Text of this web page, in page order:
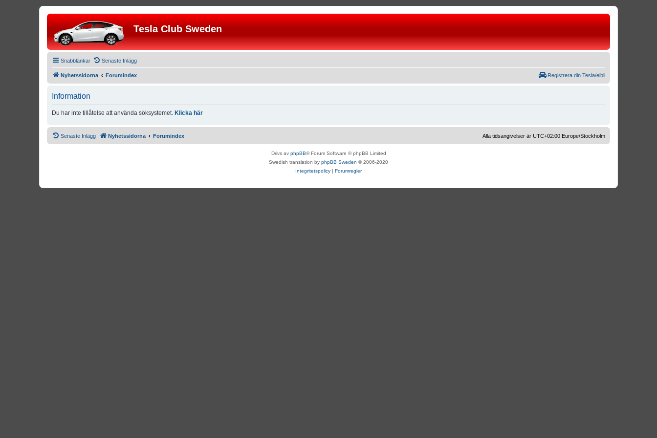
Tesla Club Sweden
Snabblänkar Senaste Inlägg
Nyhetssidorna Forumindex Registrera din Tesla/elbil
Information
Du har inte tillåtelse att använda söksystemet. Klicka här
Senaste Inlägg Nyhetssidorna Forumindex Alla tidsangivelser är UTC+02:00 Europe/Stockholm
Drivs av phpBB® Forum Software © phpBB Limited
Swedish translation by phpBB Sweden © 2006-2020
Integritetspolicy | Forumregler